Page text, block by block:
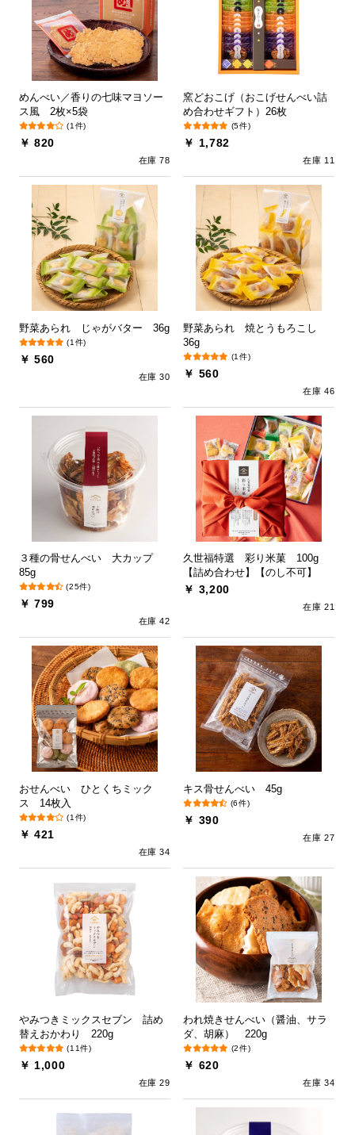
めんべい／香りの七味マヨソー
ス風 2枚×5袋
(1件)
￥ 820
在庫 78
窯どおこげ（おこげせんべい詰
め合わせギフト）26枚
(5件)
￥ 1,782
在庫 11
野菜あられ じゃがバター 36g
(1件)
￥ 560
在庫 30
野菜あられ 焼とうもろこし
36g
(1件)
￥ 560
在庫 46
３種の骨せんべい 大カップ
85g
(25件)
￥ 799
在庫 42
久世福特選 彩り米菓 100g
【詰め合わせ】【のし不可】
￥ 3,200
在庫 21
おせんべい ひとくちミック
ス 14枚入
(1件)
￥ 421
在庫 34
キス骨せんべい 45g
(6件)
￥ 390
在庫 27
やみつきミックスセブン 詰め
替えおかわり 220g
(11件)
￥ 1,000
在庫 29
われ焼きせんべい（醤油、サラ
ダ、胡麻） 220g
(2件)
￥ 620
在庫 34